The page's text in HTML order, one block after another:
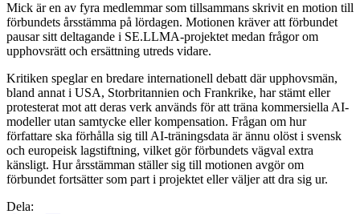
Mick är en av fyra medlemmar som tillsammans skrivit en motion till
förbundets årsstämma på lördagen. Motionen kräver att förbundet
pausar sitt deltagande i SE.LLMA-projektet medan frågor om
upphovsrätt och ersättning utreds vidare.
Kritiken speglar en bredare internationell debatt där upphovsmän,
bland annat i USA, Storbritannien och Frankrike, har stämt eller
protesterat mot att deras verk används för att träna kommersiella AI-
modeller utan samtycke eller kompensation. Frågan om hur
författare ska förhålla sig till AI-träningsdata är ännu olöst i svensk
och europeisk lagstiftning, vilket gör förbundets vägval extra
känsligt. Hur årsstämman ställer sig till motionen avgör om
förbundet fortsätter som part i projektet eller väljer att dra sig ur.
Dela: